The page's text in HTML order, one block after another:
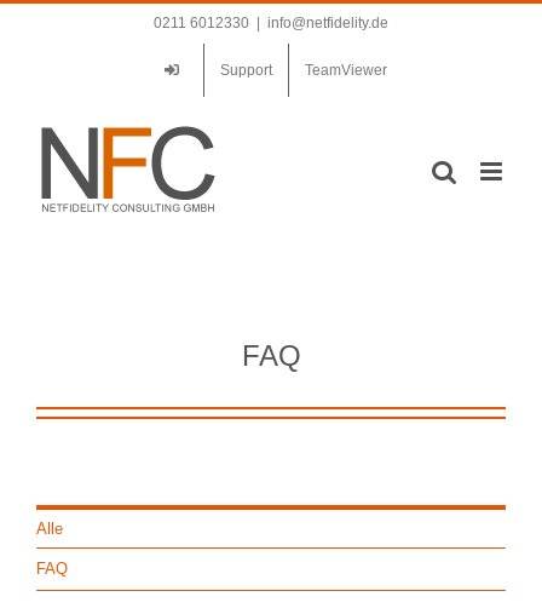
0211 6012330 info@netfidelity.de
Support TeamViewer
FAQ
Alle
FAQ